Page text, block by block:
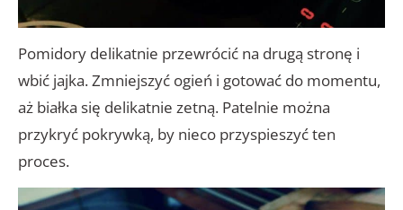
Pomidory delikatnie przewrócić na drugą stronę i
wbić jajka. Zmniejszyć ogień i gotować do momentu,
aż białka się delikatnie zetną. Patelnie można
przykryć pokrywką, by nieco przyspieszyć ten
proces.